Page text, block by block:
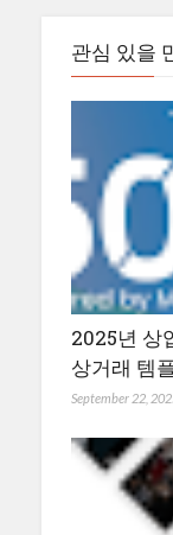
관심 있을
2025년 상
상거래 템
September 22,